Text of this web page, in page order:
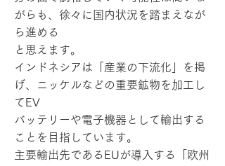
がらも、徐々に国内状況を踏まえなが
ら進める
と思えます。
インドネシアは「産業の下流化」を掲
げ、ニッケルなどの重要鉱物を加工し
てEV
バッテリーや電子機器として輸出する
ことを目指しています。
主要輸出先であるEUが導入する「欧州